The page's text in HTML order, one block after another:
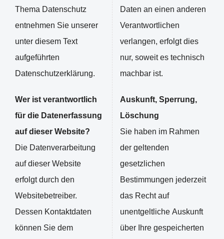
Thema Datenschutz
entnehmen Sie unserer
unter diesem Text
aufgeführten
Datenschutzerklärung.
Wer ist verantwortlich
für die Datenerfassung
auf dieser Website?
Die Datenverarbeitung
auf dieser Website
erfolgt durch den
Websitebetreiber.
Dessen Kontaktdaten
können Sie dem
Daten an einen anderen
Verantwortlichen
verlangen, erfolgt dies
nur, soweit es technisch
machbar ist.
Auskunft, Sperrung,
Löschung
Sie haben im Rahmen
der geltenden
gesetzlichen
Bestimmungen jederzeit
das Recht auf
unentgeltliche Auskunft
über Ihre gespeicherten